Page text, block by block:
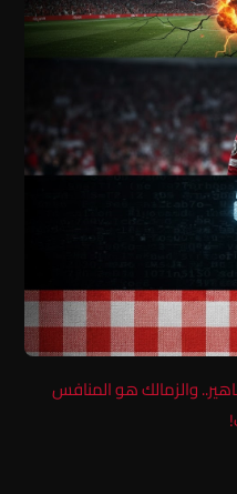
والزمالك هو المنافس